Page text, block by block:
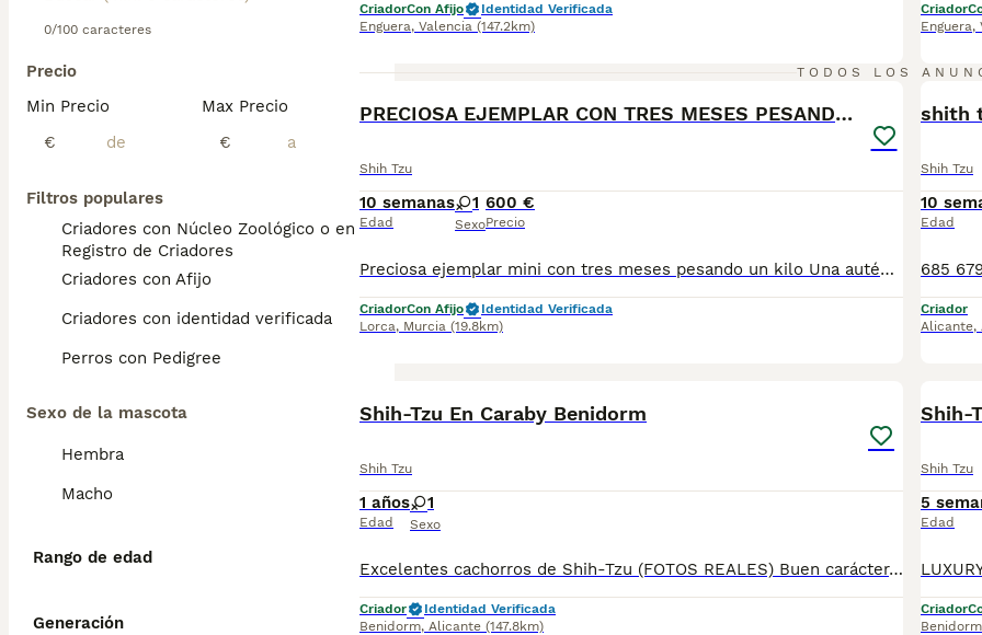
0/100 caracteres
Precio
Min Precio
€
Max Precio
€
Filtros populares
Criadores con Núcleo Zoológico o en el
Registro de Criadores
Criadores con Afijo
Criadores con identidad verificada
Perros con Pedigree
Sexo de la mascota
Hembra
Macho
Rango de edad
Generación
CriadorCon Afijo
Identidad Verificada
Enguera, Valencia (147.2km)
Criador
Enguera,
TODOS LOS
PRECIOSA EJEMPLAR CON TRES MESES PESANDO UN KILO
Shih Tzu
10 semanas
Edad
1
Sexo
600 €
Precio
Preciosa ejemplar mini con tres meses pesando un kilo Una auténtica pasada. Si estás buscando un compañero de vida. No lo dudes este es tu cachorro. Tranquila, noble,buena. Una calidad insuperable. Una densidad y calidad de pelo insuperable. Padres importados. Se entrega con las vacunas correspondientes a su edad y desparasitaciones su cartilla sanitaria. Garantía vírica y congénita, contrato de compraventa .Completamente revisado por veterinario. Criado en ambiente familiar. Criado con niños. En su entrega se regala un obsequio de bienvenida (incluye un saquito de pienso). Enviamos a toda España. Respondemos llamadas y WhatsApp. 642193710 solo WhatsApp. 624338248 llamadas y WhatsApp. Le atenderemos gustosamente
CriadorCon Afijo
Identidad Verificada
Lorca, Murcia (19.8km)
shith
Shih Tzu
10
Edad
Criador
Alicante,
Shih-Tzu En Caraby Benidorm
Shih Tzu
1 años
Edad
1
Sexo
Excelentes cachorros de Shih-Tzu (FOTOS REALES) Buen carácter, equilibrado y con belleza acorde al standard. con garantía vírica y genética, se entregan vacunados desparasitado con microchip y pasaporte a su nombre.Kit de bienvenida, incluye manta, correa, collar, juguete, comedero, bebedero y saquito de pienso ,todo para dar la bienvenida a su nueva familia. Se envían fotos y vídeos sin compromiso. Caraby ☎️ 656840184 Le mandamos información sin compromiso de los cachorros disponibles, fotos reales de nuestros cachorros. Visitemos en Benidorm en : New Caraby 656 84 01 84 https://g.co/kgs/WqffMca
Criador
Identidad Verificada
Benidorm, Alicante (147.8km)
Shih Tzu
5
Edad
Criador
Benidorm